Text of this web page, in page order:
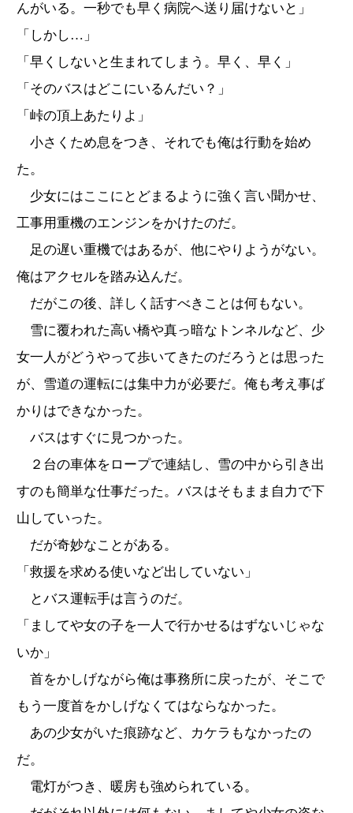
んがいる。一秒でも早く病院へ送り届けないと」
「しかし…」
「早くしないと生まれてしまう。早く、早く」
「そのバスはどこにいるんだい？」
「峠の頂上あたりよ」
小さくため息をつき、それでも俺は行動を始め
た。
少女にはここにとどまるように強く言い聞かせ、
工事用重機のエンジンをかけたのだ。
足の遅い重機ではあるが、他にやりようがない。
俺はアクセルを踏み込んだ。
だがこの後、詳しく話すべきことは何もない。
雪に覆われた高い橋や真っ暗なトンネルなど、少
女一人がどうやって歩いてきたのだろうとは思った
が、雪道の運転には集中力が必要だ。俺も考え事ば
かりはできなかった。
バスはすぐに見つかった。
２台の車体をロープで連結し、雪の中から引き出
すのも簡単な仕事だった。バスはそもまま自力で下
山していった。
だが奇妙なことがある。
「救援を求める使いなど出していない」
とバス運転手は言うのだ。
「ましてや女の子を一人で行かせるはずないじゃな
いか」
首をかしげながら俺は事務所に戻ったが、そこで
もう一度首をかしげなくてはならなかった。
あの少女がいた痕跡など、カケラもなかったの
だ。
電灯がつき、暖房も強められている。